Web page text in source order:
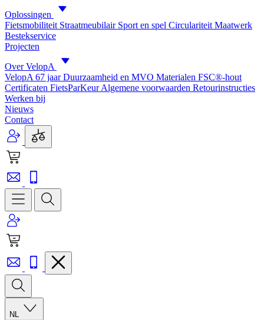
Oplossingen
Fietsmobiliteit Straatmeubilair Sport en spel Circulariteit Maatwerk
Bestekservice
Projecten
Over VelopA
VelopA 67 jaarDuurzaamheid en MVO Materialen FSC®-hout
Certificaten FietsParKeurAlgemene voorwaarden Retourinstructies
Werken bij
Nieuws
Contact
NL